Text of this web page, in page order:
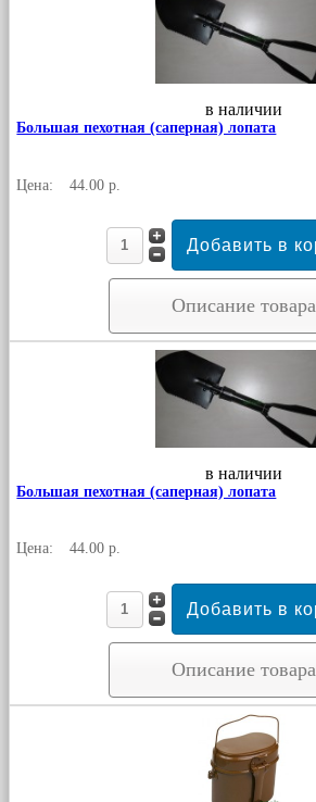
в наличии
Большая пехотная (саперная) лопата
Цена: 44.00 р.
Описание товара
в наличии
Большая пехотная (саперная) лопата
Цена: 44.00 р.
Описание товара